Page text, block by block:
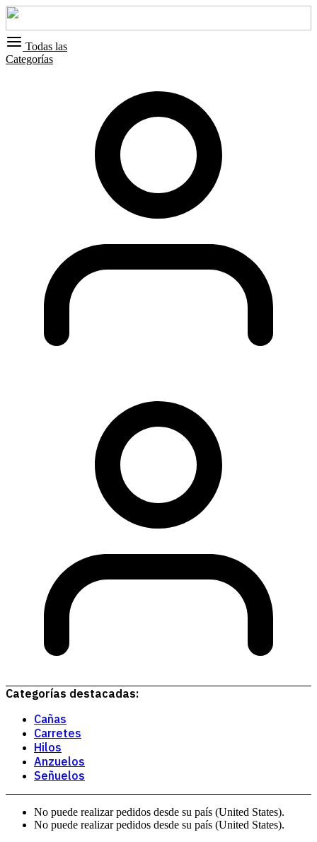
Todas las
Categorías
Categorías destacadas:
Cañas
Carretes
Hilos
Anzuelos
Señuelos
No puede realizar pedidos desde su país (United States).
No puede realizar pedidos desde su país (United States).